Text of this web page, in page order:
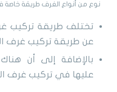
نوع من أنواع الغرف طريقة خاصة
تختلف طريقة تركيب
عن طريقة تركيب غرف
بالإضافة إلى أن
عليها في تركيب غرف